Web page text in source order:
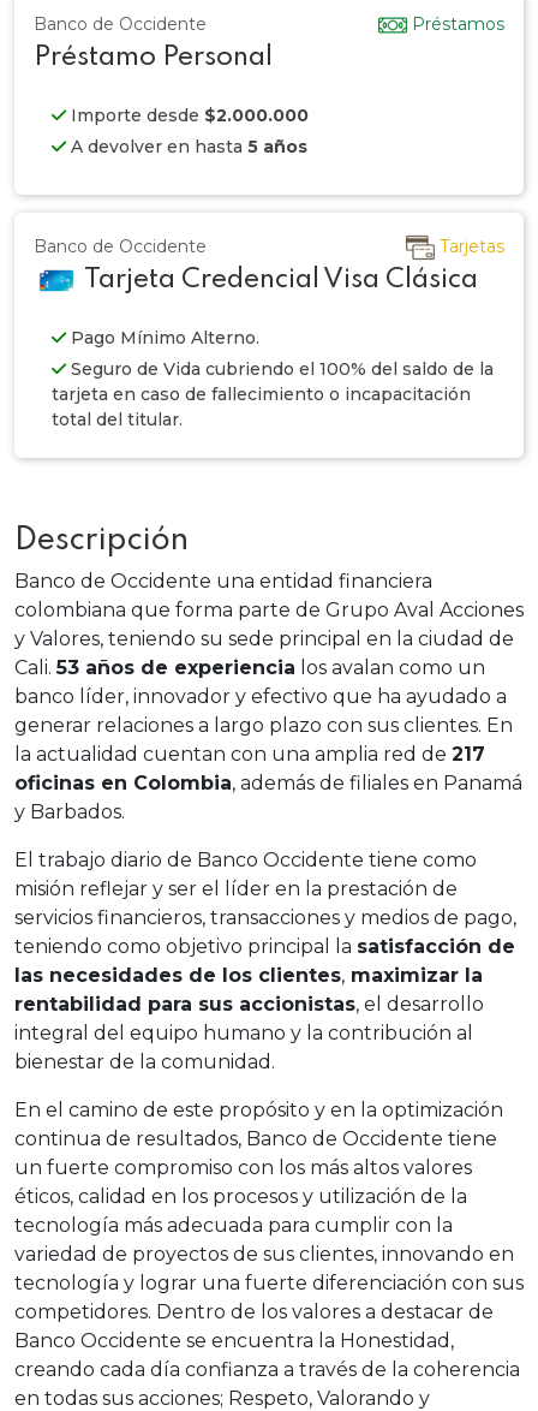
Banco de Occidente Préstamos
Préstamo Personal
Importe desde $2.000.000
A devolver en hasta 5 años
Banco de Occidente Tarjetas
Tarjeta Credencial Visa Clásica
Pago Mínimo Alterno.
Seguro de Vida cubriendo el 100% del saldo de la
tarjeta en caso de fallecimiento o incapacitación
total del titular.
Descripción
Banco de Occidente una entidad financiera
colombiana que forma parte de Grupo Aval Acciones
y Valores, teniendo su sede principal en la ciudad de
Cali.53 años de experiencia los avalan como un
banco líder, innovador y efectivo que ha ayudado a
generar relaciones a largo plazo con sus clientes. En
la actualidad cuentan con una amplia red de 217
oficinas en Colombia, además de filiales en Panamá
y Barbados.
El trabajo diario de Banco Occidente tiene como
misión reflejar y ser el líder en la prestación de
servicios financieros, transacciones y medios de pago,
teniendo como objetivo principal la satisfacción de
las necesidades de los clientes, maximizar la
rentabilidad para sus accionistas, el desarrollo
integral del equipo humano y la contribución al
bienestar de la comunidad.
En el camino de este propósito y en la optimización
continua de resultados, Banco de Occidente tiene
un fuerte compromiso con los más altos valores
éticos, calidad en los procesos y utilización de la
tecnología más adecuada para cumplir con la
variedad de proyectos de sus clientes, innovando en
tecnología y lograr una fuerte diferenciación con sus
competidores. Dentro de los valores a destacar de
Banco Occidente se encuentra la Honestidad,
creando cada día confianza a través de la coherencia
en todas sus acciones; Respeto, Valorando y